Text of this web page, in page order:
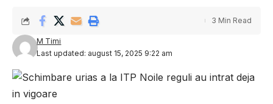
Last updated: august 15, 2025 9:22 am
M Timi
3 Min Read